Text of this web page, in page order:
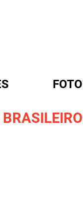
BUSCA